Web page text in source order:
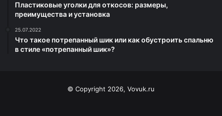
Пластиковые уголки для откосов: размеры,
преимущества и установка
25.07.2022
Что такое потрепанный шик или как обустроить спальню
в стиле «потрепанный шик»?
© Copyright 2026, Vovuk.ru